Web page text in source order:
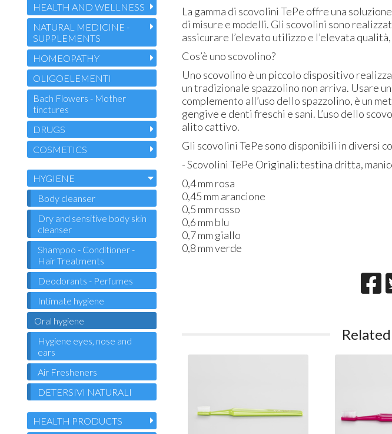
La gamma di scovolini TePe offre una
di misure e modelli. Gli scovolini sono
assicurare l’elevato utilizzo e l’elevata
Cos’è uno scovolino?
Uno scovolino è un piccolo dispositivo
un tradizionale spazzolino non arriva. Usare
complemento all’uso dello spazzolino, è un
gengive e denti freschi e sani. L’uso dello
alito cattivo.
Gli scovolini TePe sono disponibili in diversi
- Scovolini TePe Originali: testina dritta,
0,4 mm rosa
0,45 mm arancione
0,5 mm rosso
0,6 mm blu
0,7 mm giallo
0,8 mm verde
HEALTH AND WELLNESS
NATURAL MEDICINE -
SUPPLEMENTS
HOMEOPATHY
OLIGOELEMENTI
Bach Flowers - Mother
tinctures
DRUGS
COSMETICS
HYGIENE
Body cleanser
Dry and sensitive body skin
cleanser
Shampoo - Conditioner -
Hair Treatments
Deodorants - Perfumes
Intimate hygiene
Oral hygiene
Hygiene eyes, nose and
ears
Air Fresheners
DETERSIVI NATURALI
HEALTH PRODUCTS